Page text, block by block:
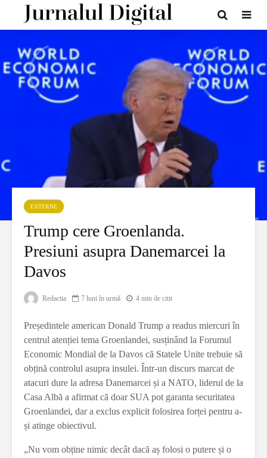
EXTERNE
Trump cere Groenlanda.
Presiuni asupra Danemarcei la
Davos
Redactia 7 luni în urmă 4 min de citit
Președintele american Donald Trump a readus miercuri în
centrul atenției tema Groenlandei, susținând la Forumul
Economic Mondial de la Davos că Statele Unite trebuie să
obțină controlul asupra insulei. Într-un discurs marcat de
atacuri dure la adresa Danemarcei și a NATO, liderul de la
Casa Albă a afirmat că doar SUA pot garanta securitatea
Groenlandei, dar a exclus explicit folosirea forței pentru a-
și atinge obiectivul.
„Nu vom obține nimic decât dacă aș folosi o putere și o